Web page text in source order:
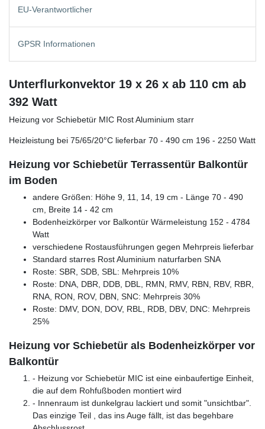
EU-Verantwortlicher
GPSR Informationen
Unterflurkonvektor 19 x 26 x ab 110 cm ab
392 Watt
Heizung vor Schiebetür MIC Rost Aluminium starr
Heizleistung bei 75/65/20°C lieferbar 70 - 490 cm 196 - 2250 Watt
Heizung vor Schiebetür Terrassentür Balkontür
im Boden
andere Größen: Höhe 9, 11, 14, 19 cm - Länge 70 - 490
cm, Breite 14 - 42 cm
Bodenheizkörper vor Balkontür Wärmeleistung 152 - 4784
Watt
verschiedene Rostausführungen gegen Mehrpreis lieferbar
Standard starres Rost Aluminium naturfarben SNA
Roste: SBR, SDB, SBL: Mehrpreis 10%
Roste: DNA, DBR, DDB, DBL, RMN, RMV, RBN, RBV, RBR,
RNA, RON, ROV, DBN, SNC: Mehrpreis 30%
Roste: DMV, DON, DOV, RBL, RDB, DBV, DNC: Mehrpreis
25%
Heizung vor Schiebetür als Bodenheizkörper vor
Balkontür
- Heizung vor Schiebetür MIC ist eine einbaufertige Einheit,
die auf dem Rohfußboden montiert wird
- Innenraum ist dunkelgrau lackiert und somit "unsichtbar".
Das einzige Teil , das ins Auge fällt, ist das begehbare